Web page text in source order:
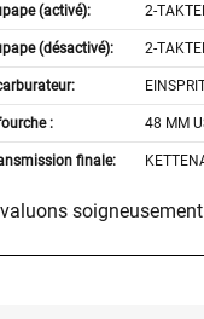
(activé): 2-
(désactivé): 2-
: 48 MM
finale: